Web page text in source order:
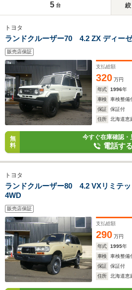
5 台 絞
トヨタ
ランドクルーザー70 4.2 ZX ディー
販売店保証
支払総額
320 万円
年式
1996年
車検
車検整備
保証
保証付
住所
北海道恵
無
料
今すぐ在庫確認・
電話する
トヨタ
ランドクルーザー80 4.2 VXリミテ
4WD
販売店保証
支払総額
290 万円
年式
1995年
車検
車検整備
保証
保証付
住所
北海道恵